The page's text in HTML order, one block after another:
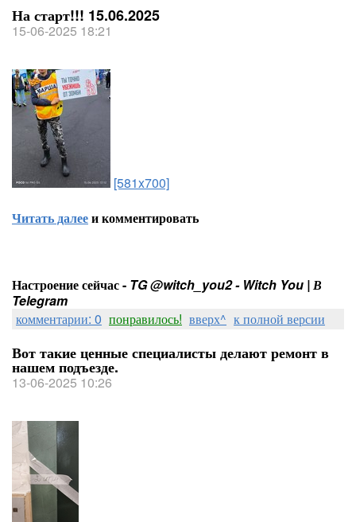
На старт!!! 15.06.2025
15-06-2025 18:21
[581x700]
Читать далееи комментировать
Настроение сейчас - TG @witch_you2 - Witch You | В
Telegram
комментарии: 0 понравилось! вверх^ к полной версии
Вот такие ценные специалисты делают ремонт в
нашем подъезде.
13-06-2025 10:26